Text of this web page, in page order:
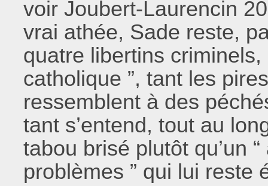
voir Joubert-Laurencin
vrai athée, Sade reste,
quatre libertins
catholique ”, tant les
ressemblent à des
tant s’entend, tout au
tabou brisé plutôt qu’un
problèmes ” qui lui reste